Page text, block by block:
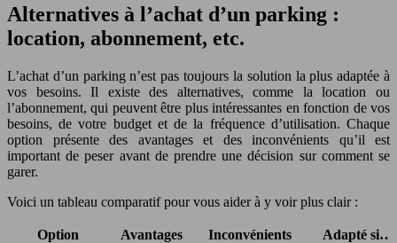
Alternatives à l’achat d’un parking :
location, abonnement, etc.
L’achat d’un parking n’est pas toujours la solution la plus adaptée à
vos besoins. Il existe des alternatives, comme la location ou
l’abonnement, qui peuvent être plus intéressantes en fonction de vos
besoins, de votre budget et de la fréquence d’utilisation. Chaque
option présente des avantages et des inconvénients qu’il est
important de peser avant de prendre une décision sur comment se
garer.
Voici un tableau comparatif pour vous aider à y voir plus clair :
Option Avantages Inconvénients Adapté si…